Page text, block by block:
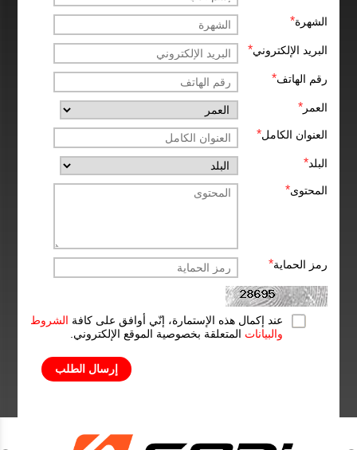
الشهرة*
البريد الإلكتروني*
رقم الهاتف*
العمر*
العنوان الكامل*
البلد*
المحتوى*
رمز الحماية*
عند إكمال هذه الإستمارة، إنّي أوافق على كافة الشروط
والبيانات المتعلقة بخصوصية الموقع الإلكتروني.
إرسال الطلب